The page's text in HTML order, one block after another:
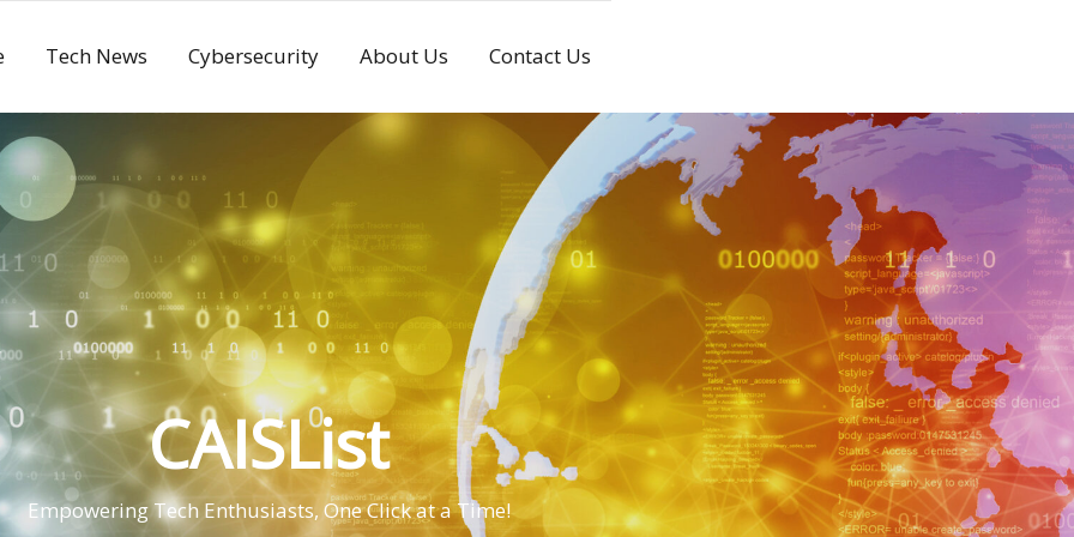
Tech News Cybersecurity About Us Contact Us
CAISList
Empowering Tech Enthusiasts, One Click at a Time!